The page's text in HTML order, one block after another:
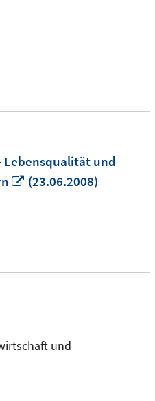
Lebensqualität und
In
(23.06.2008)
und